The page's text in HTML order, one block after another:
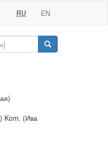
RU EN
Kom. (Ива